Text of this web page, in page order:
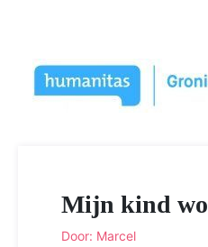
Mijn kind
Door: Marcel